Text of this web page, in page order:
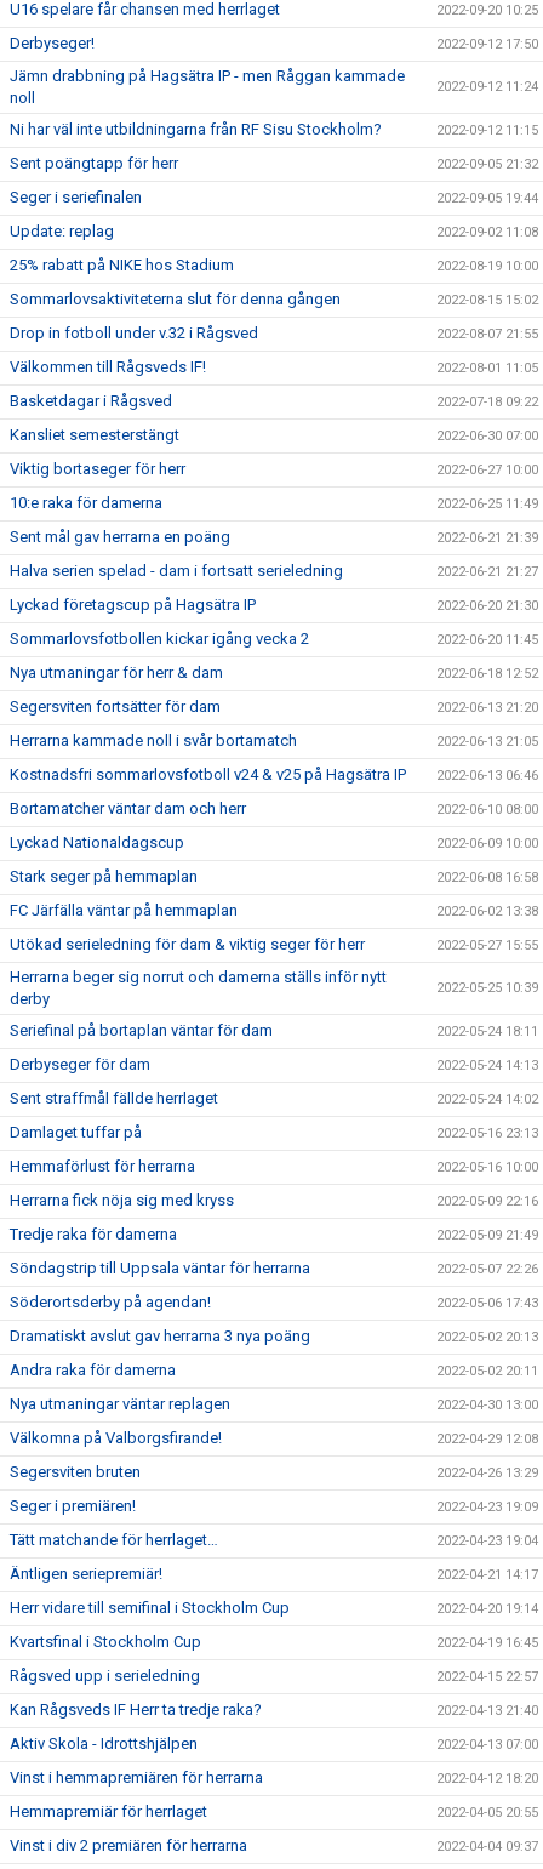
U16 spelare får chansen med herrlaget 2022-09-20 10:25
Derbyseger! 2022-09-12 17:50
Jämn drabbning på Hagsätra IP - men Råggan kammade
noll
2022-09-12 11:24
Ni har väl inte utbildningarna från RF Sisu Stockholm? 2022-09-12 11:15
Sent poängtapp för herr 2022-09-05 21:32
Seger i seriefinalen 2022-09-05 19:44
Update: replag 2022-09-02 11:08
25% rabatt på NIKE hos Stadium 2022-08-19 10:00
Sommarlovsaktiviteterna slut för denna gången 2022-08-15 15:02
Drop in fotboll under v.32 i Rågsved 2022-08-07 21:55
Välkommen till Rågsveds IF! 2022-08-01 11:05
Basketdagar i Rågsved 2022-07-18 09:22
Kansliet semesterstängt 2022-06-30 07:00
Viktig bortaseger för herr 2022-06-27 10:00
10:e raka för damerna 2022-06-25 11:49
Sent mål gav herrarna en poäng 2022-06-21 21:39
Halva serien spelad - dam i fortsatt serieledning 2022-06-21 21:27
Lyckad företagscup på Hagsätra IP 2022-06-20 21:30
Sommarlovsfotbollen kickar igång vecka 2 2022-06-20 11:45
Nya utmaningar för herr & dam 2022-06-18 12:52
Segersviten fortsätter för dam 2022-06-13 21:20
Herrarna kammade noll i svår bortamatch 2022-06-13 21:05
Kostnadsfri sommarlovsfotboll v24 & v25 på Hagsätra IP 2022-06-13 06:46
Bortamatcher väntar dam och herr 2022-06-10 08:00
Lyckad Nationaldagscup 2022-06-09 10:00
Stark seger på hemmaplan 2022-06-08 16:58
FC Järfälla väntar på hemmaplan 2022-06-02 13:38
Utökad serieledning för dam & viktig seger för herr 2022-05-27 15:55
Herrarna beger sig norrut och damerna ställs inför nytt
derby
2022-05-25 10:39
Seriefinal på bortaplan väntar för dam 2022-05-24 18:11
Derbyseger för dam 2022-05-24 14:13
Sent straffmål fällde herrlaget 2022-05-24 14:02
Damlaget tuffar på 2022-05-16 23:13
Hemmaförlust för herrarna 2022-05-16 10:00
Herrarna fick nöja sig med kryss 2022-05-09 22:16
Tredje raka för damerna 2022-05-09 21:49
Söndagstrip till Uppsala väntar för herrarna 2022-05-07 22:26
Söderortsderby på agendan! 2022-05-06 17:43
Dramatiskt avslut gav herrarna 3 nya poäng 2022-05-02 20:13
Andra raka för damerna 2022-05-02 20:11
Nya utmaningar väntar replagen 2022-04-30 13:00
Välkomna på Valborgsfirande! 2022-04-29 12:08
Segersviten bruten 2022-04-26 13:29
Seger i premiären! 2022-04-23 19:09
Tätt matchande för herrlaget… 2022-04-23 19:04
Äntligen seriepremiär! 2022-04-21 14:17
Herr vidare till semifinal i Stockholm Cup 2022-04-20 19:14
Kvartsfinal i Stockholm Cup 2022-04-19 16:45
Rågsved upp i serieledning 2022-04-15 22:57
Kan Rågsveds IF Herr ta tredje raka? 2022-04-13 21:40
Aktiv Skola - Idrottshjälpen 2022-04-13 07:00
Vinst i hemmapremiären för herrarna 2022-04-12 18:20
Hemmapremiär för herrlaget 2022-04-05 20:55
Vinst i div 2 premiären för herrarna 2022-04-04 09:37